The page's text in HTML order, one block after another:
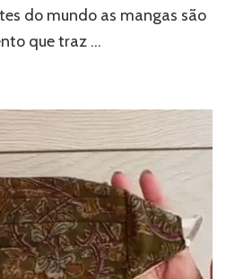
do mundo as mangas são
que traz …